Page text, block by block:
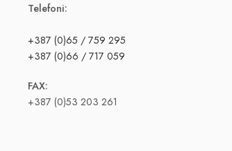
Telefoni:
+387 (0)65 / 759 295
+387 (0)66 / 717 059
FAX:
+387 (0)53 203 261